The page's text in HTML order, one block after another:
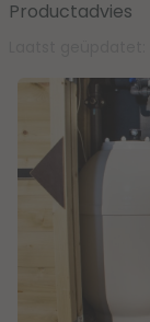
Productadvies